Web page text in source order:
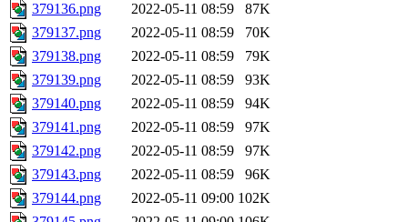
379136.png
2022-05-11 08:59
87K
379137.png
2022-05-11 08:59
70K
379138.png
2022-05-11 08:59
79K
379139.png
2022-05-11 08:59
93K
379140.png
2022-05-11 08:59
94K
379141.png
2022-05-11 08:59
97K
379142.png
2022-05-11 08:59
97K
379143.png
2022-05-11 08:59
96K
379144.png
2022-05-11 09:00 102K